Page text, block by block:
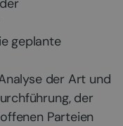
geplante
der Art und
der
Parteien